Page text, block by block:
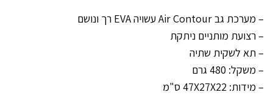
– מערכת גב Air Contour עשויה EVA רך ונושם
– רצועת מותניים ניתקת
– תא לשקית שתיה
– משקל: 480 גרם
– מידות: 47X27X22 ס"מ